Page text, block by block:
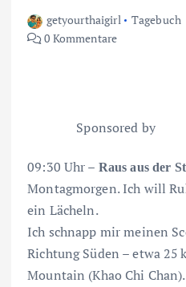
getyourthaigirl Tagebuch
0 Kommentare
Sponsored by
09:30 Uhr – Raus aus der
Montagmorgen. Ich will
ein Lächeln.
Ich schnapp mir meinen
Richtung Süden – etwa 25
Mountain (Khao Chi